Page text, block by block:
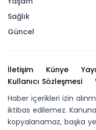
Sağlık
Güncel
İletişim Künye
Kullanıcı Sözleşmesi
Haber içerikleri izin
iktibas edilemez.
kopyalanamaz, başka